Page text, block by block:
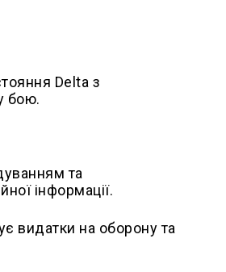
Delta з
бою.
та
інформації.
видатки на оборону та